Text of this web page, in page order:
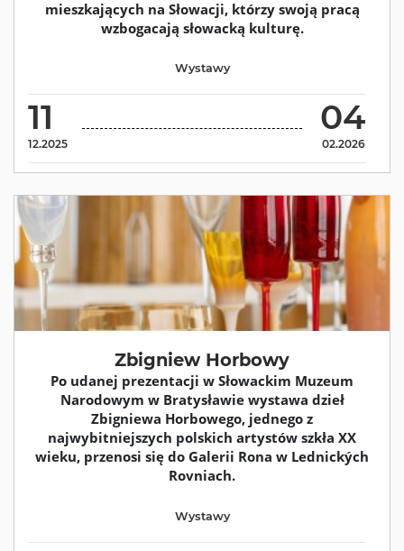
mieszkających na Słowacji, którzy swoją pracą
wzbogacają słowacką kulturę.
11
12.2025
04
02.2026
Wystawy
Zbigniew Horbowy
Po udanej prezentacji w Słowackim Muzeum
Narodowym w Bratysławie wystawa dzieł
Zbigniewa Horbowego, jednego z
najwybitniejszych polskich artystów szkła XX
wieku, przenosi się do Galerii Rona w Lednických
Rovniach.
Wystawy